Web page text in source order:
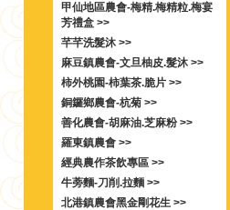
甲仙地區農會-梅精.梅精粒.梅宴
芳禮盒 >>
芊芊洗髮沐 >>
麻豆鎮農會-文旦柚皮.髮沐 >>
柿外桃園-柿葉茶.脆片 >>
銅鑼鄉農會-杭菊 >>
善化農會-胡麻油.芝麻粉 >>
羅東鎮農會 >>
經典農作茶飲專區 >>
牛蒡麵-刀削.拉麵 >>
北港鎮農會黑金剛花生 >>